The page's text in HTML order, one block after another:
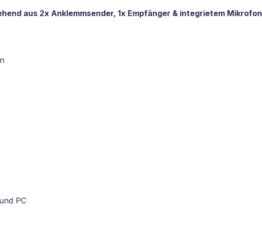
aus 2x Anklemmsender, 1x Empfänger & integrietem Mikrofon
PC